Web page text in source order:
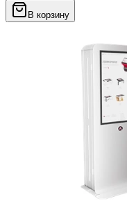
В корзину